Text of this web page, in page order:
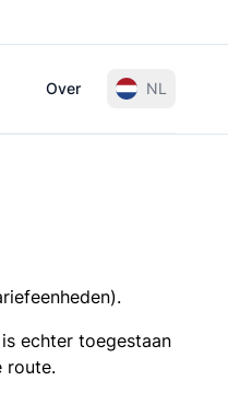
Over NL
echter toegestaan
route.